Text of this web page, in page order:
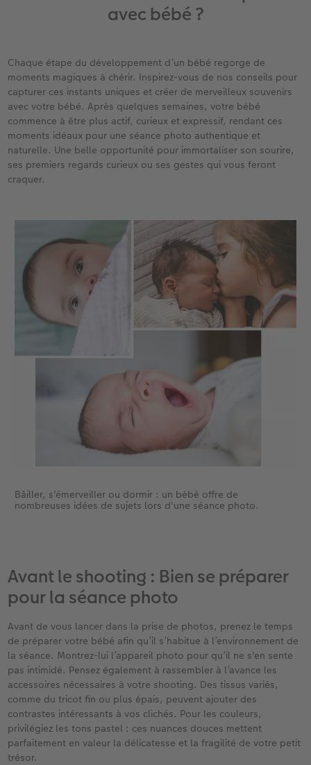
Livre photo Carré
Livre photo Petit Carré
Album photo lin ou cuir
Thèmes d'albums photo
Album photo voyage
Album photo mariage
Album photo famille
Tirage photo carrés
Tirages créatifs
Poster photo
Agrandissement photo
Stickers personnalisés
Boite photo souvenirs
Trouver une borne
Photo sous plexi
Tableau Photo Prestige
Cadres photo
Pêle-mêle photo
Porte-poster en bois
Affiche carte personnalisée
Boule à neige personnalisée
Tirages créatifs
Jeux personnalisés
Décoration personnalisée
Magnets photo
Ecole et bureau
Boîte cadeau
Carte remerciement
Carte postale en ligne
Faire-part avec photo détachable
E.Leclerc
avec bébé ?
Chaque étape du développement d’un bébé regorge de
moments magiques à chérir. Inspirez-vous de nos conseils pour
capturer ces instants uniques et créer de merveilleux souvenirs
avec votre bébé. Après quelques semaines, votre bébé
commence à être plus actif, curieux et expressif, rendant ces
moments idéaux pour une séance photo authentique et
naturelle. Une belle opportunité pour immortaliser son sourire,
ses premiers regards curieux ou ses gestes qui vous feront
craquer.
Bâiller, s'émerveiller ou dormir : un bébé offre de
nombreuses idées de sujets lors d'une séance photo.
Avant le shooting : Bien se préparer
pour la séance photo ​
Avant de vous lancer dans la prise de photos, prenez le temps
de préparer votre bébé afin qu’il s’habitue à l’environnement de
la séance. Montrez-lui l’appareil photo pour qu’il ne s'en sente
pas intimidé. Pensez également à rassembler à l’avance les
accessoires nécessaires à votre shooting. Des tissus variés,
comme du tricot fin ou plus épais, peuvent ajouter des
contrastes intéressants à vos clichés. ​ Pour les couleurs,
privilégiez les tons pastel : ces nuances douces mettent
parfaitement en valeur la délicatesse et la fragilité de votre petit
trésor.